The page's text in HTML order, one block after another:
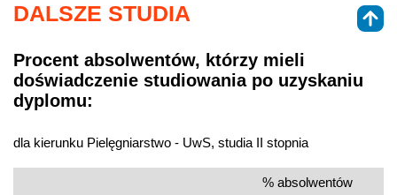
DALSZE STUDIA
Procent absolwentów, którzy mieli
doświadczenie studiowania po uzyskaniu
dyplomu:
dla kierunku Pielęgniarstwo - UwS, studia II stopnia
% absolwentów